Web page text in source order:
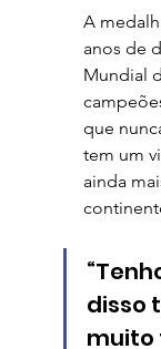
A
anos de
Mundial
que
tem um
ainda
disso
muito